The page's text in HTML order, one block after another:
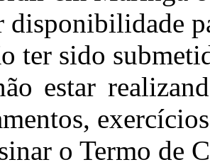
sido
estar
o Termo de